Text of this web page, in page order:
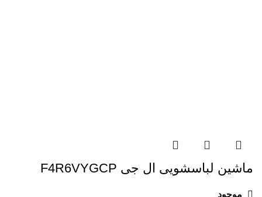
ماشین لباسشویی ال جی F4R6VYGCP
موجود